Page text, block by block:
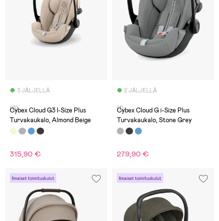
3 JÄLJELLÄ
(0)
Cybex Cloud G3 I-Size Plus
Turvakaukalo, Almond Beige
315,90 €
2 JÄLJELLÄ
(1)
Cybex Cloud G i-Size Plus
Turvakaukalo, Stone Grey
279,90 €
Ilmaiset toimituskulut Ilmaiset toimituskulut